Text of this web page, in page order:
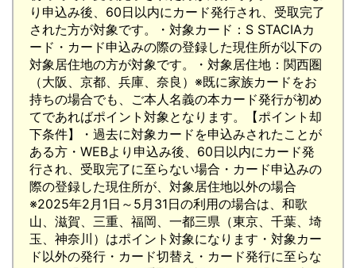
り申込み後、60日以内にカード発行され、受取完了
された方が対象です。・対象カード：S STACIAカ
ード・カード申込みの際の登録した現住所が以下の
対象居住地の方が対象です。・対象居住地：関西圏
（大阪、京都、兵庫、奈良）※既に家族カードをお
持ちの場合でも、ご本人名義の本カード発行が初め
てであればポイント対象となります。【ポイント却
下条件】・過去に対象カードを申込みされたことが
ある方・WEBより申込み後、60日以内にカード発
行され、受取完了に至らない場合・カード申込みの
際の登録した現住所が、対象居住地以外の場合
※2025年2月1日～5月31日の利用の場合は、和歌
山、滋賀、三重、福岡、一都三県（東京、千葉、埼
玉、神奈川）はポイント対象になります・対象カー
ド以外の発行・カード切替え・カード発行に至らな